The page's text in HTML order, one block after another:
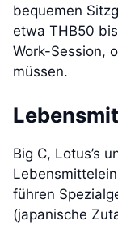
bequemen
etwa THB50
Work-Session,
müssen.
Big C, Lotus’s
führen
(japanische